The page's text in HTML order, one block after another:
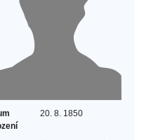
20. 8. 1850